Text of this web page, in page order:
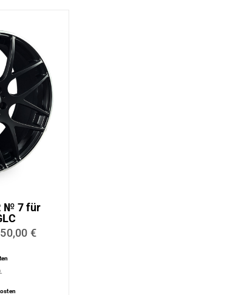
Performance
Leistungssteigerung
Getriebeoptimierung
Elektrik
Dachmodul
Lichtmodul
№ 7 für
€